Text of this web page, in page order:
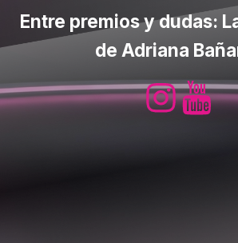
Entre premios y dudas:
de Adriana